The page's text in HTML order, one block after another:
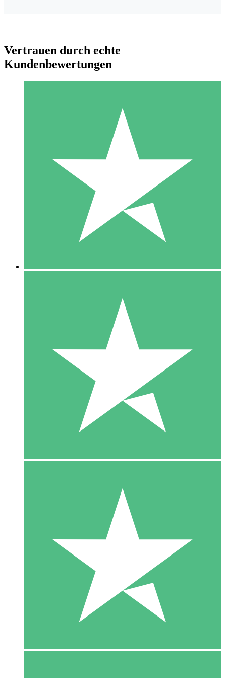
Individuelle Credit-Pakete
Zahlen Sie nach Bedarf mit Download-Credits. Keine
monatliche Verpflichtung erforderlich.
10 00
10 Downloads
20 00
Vertrauen durch echte
Kundenbewertungen